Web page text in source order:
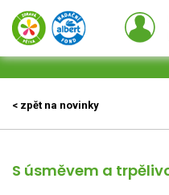
< zpět na novinky
S úsměvem a